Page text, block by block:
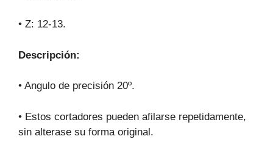
• Z: 12-13.
Descripción:
• Angulo de precisión 20º.
• Estos cortadores pueden afilarse repetidamente,
sin alterase su forma original.